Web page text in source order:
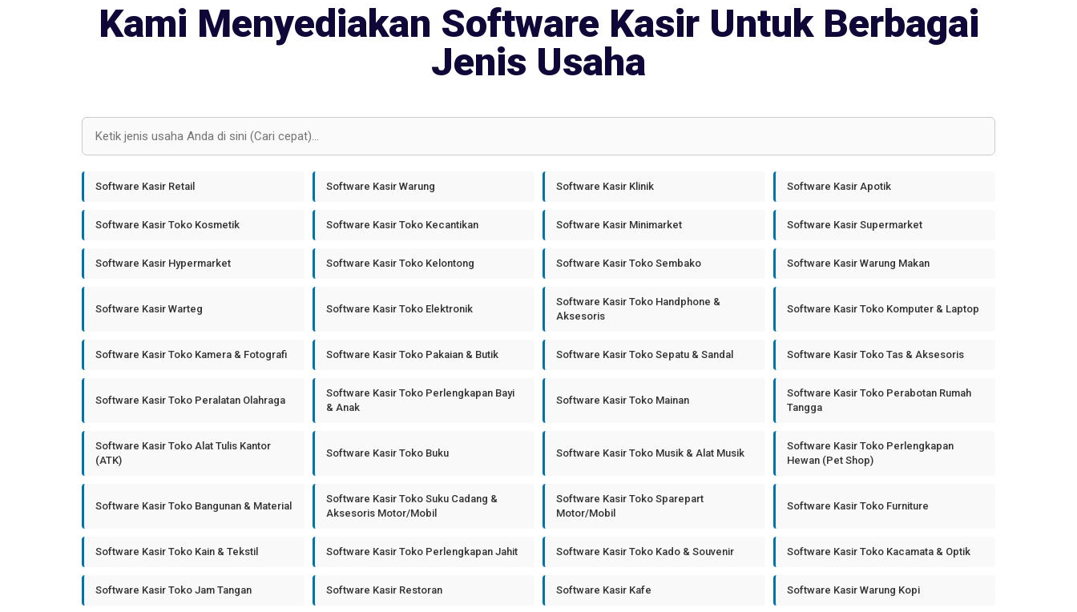
Kami Menyediakan Software Kasir Untuk Berbagai
Jenis Usaha
Software Kasir Retail Software Kasir Warung Software Kasir Klinik Software Kasir Apotik
Software Kasir Toko Kosmetik Software Kasir Toko Kecantikan Software Kasir Minimarket Software Kasir Supermarket
Software Kasir Hypermarket Software Kasir Toko Kelontong Software Kasir Toko Sembako Software Kasir Warung Makan
Software Kasir Warteg Software Kasir Toko Elektronik
Software Kasir Toko Handphone &
Aksesoris
Software Kasir Toko Komputer & Laptop
Software Kasir Toko Kamera & Fotografi Software Kasir Toko Pakaian & Butik Software Kasir Toko Sepatu & Sandal Software Kasir Toko Tas & Aksesoris
Software Kasir Toko Peralatan Olahraga
Software Kasir Toko Perlengkapan Bayi
& Anak
Software Kasir Toko Mainan
Software Kasir Toko Perabotan Rumah
Tangga
Software Kasir Toko Alat Tulis Kantor
(ATK)
Software Kasir Toko Buku Software Kasir Toko Musik & Alat Musik
Software Kasir Toko Perlengkapan
Hewan (Pet Shop)
Software Kasir Toko Bangunan & Material
Software Kasir Toko Suku Cadang &
Aksesoris Motor/Mobil
Software Kasir Toko Sparepart
Motor/Mobil
Software Kasir Toko Furniture
Software Kasir Toko Kain & Tekstil Software Kasir Toko Perlengkapan Jahit Software Kasir Toko Kado & Souvenir Software Kasir Toko Kacamata & Optik
Software Kasir Toko Jam Tangan Software Kasir Restoran Software Kasir Kafe Software Kasir Warung Kopi